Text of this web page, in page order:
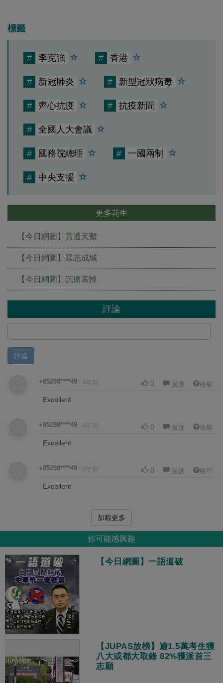
標籤
# 李克強 # 香港
# 新冠肺炎 # 新型冠狀病毒
# 齊心抗疫 # 抗疫新聞
# 全國人大會議
# 國務院總理 # 一國兩制
# 中央支援
更多花生
【今日網圖】貫通天塹
【今日網圖】眾志成城
【今日網圖】沉痛哀悼
評論
評論
+85298****49 4年前 0 回應 檢舉
Excellent
+85298****49 4年前 0 回應 檢舉
Excellent
+85298****49 4年前 0 回應 檢舉
Excellent
加載更多
你可能感興趣
【今日網圖】一語道破
【JUPAS放榜】逾1.5萬考生獲
八大或都大取錄 82%獲派首三
志願